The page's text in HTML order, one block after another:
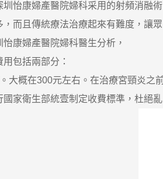
圳怡康婦產醫院婦科采用的射頻消融
且傳統療法治療起來有難度，讓眾
康婦產醫院婦科醫生分析，
包括兩部分：
概在300元左右。在治療宮頸炎之前
家衛生部統壹制定收費標準，杜絕亂